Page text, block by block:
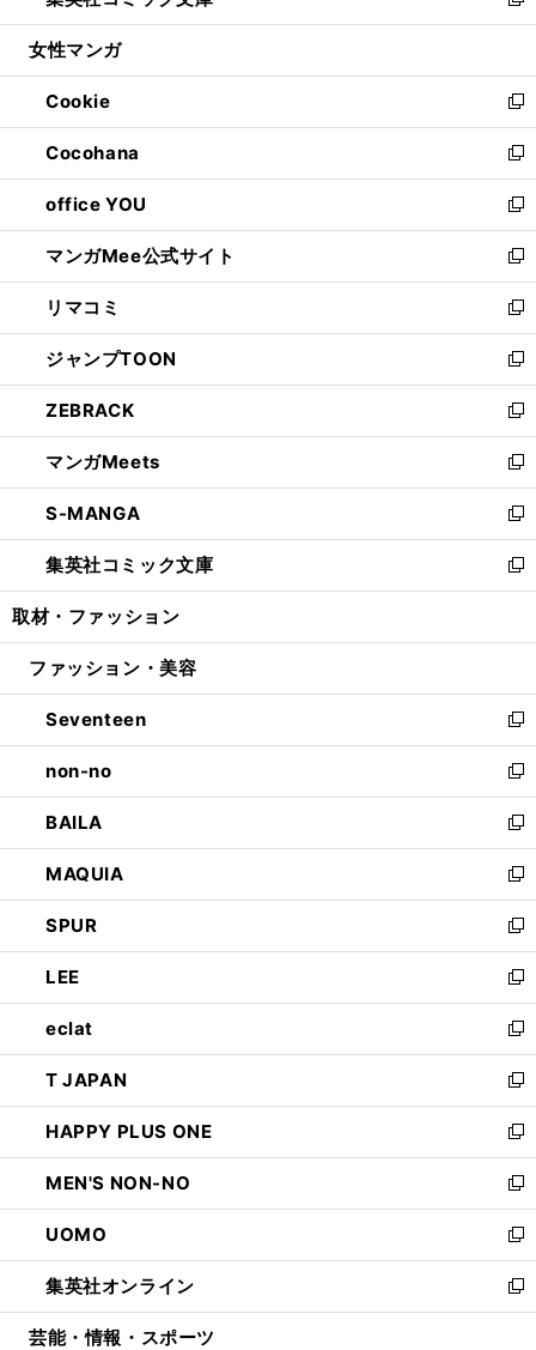
開
ウ
開
く
ン
ウ
で
開
く
ウ
ン
ド
ウ
で
開
く
し
ウ
ィ
ン
ド
ウ
で
開
く
女性マンガ
Cookie
新
し
い
ウ
ィ
ン
ド
ウ
で
開
く
Cocohana
新
し
い
ウ
ィ
ン
ド
ウ
で
開
く
office YOU
新
し
い
ウ
ィ
ン
ド
ウ
で
開
く
マンガMee公式サイト
新
し
い
ウ
ィ
ン
ド
ウ
で
開
く
リマコミ
新
し
い
ウ
ィ
ン
ド
ウ
で
開
く
ジャンプTOON
新
し
い
ウ
ィ
ン
ド
ウ
で
開
ZEBRACK
新
し
い
ウ
ィ
ン
ド
ウ
開
マンガMeets
新
し
い
ウ
ィ
ン
ウ
開
く
S-MANGA
新
し
い
ウ
ン
ウ
で
開
く
集英社コミック文庫
新
し
ウ
ン
ド
ウ
で
開
く
取材・ファッション
ファッション・美容
Seventeen
新
し
い
ウ
ィ
ン
ド
ウ
で
開
く
non-no
新
し
い
ウ
ィ
ン
ド
ウ
で
開
く
BAILA
新
し
い
ウ
ィ
ン
ド
ウ
で
開
く
MAQUIA
新
し
い
ウ
ィ
ン
ド
ウ
で
開
く
SPUR
新
し
い
ウ
ィ
ン
ド
ウ
で
開
く
LEE
新
し
い
ウ
ィ
ン
ド
ウ
で
開
く
eclat
新
し
い
ウ
ィ
ン
ド
ウ
で
開
く
T JAPAN
新
し
い
ウ
ィ
ン
ド
ウ
で
開
HAPPY PLUS ONE
新
し
い
ウ
ィ
ン
ド
ウ
MEN'S NON-NO
新
し
い
ウ
ィ
ン
UOMO
新
し
い
ウ
集英社オンライン
新
し
芸能・情報・スポーツ